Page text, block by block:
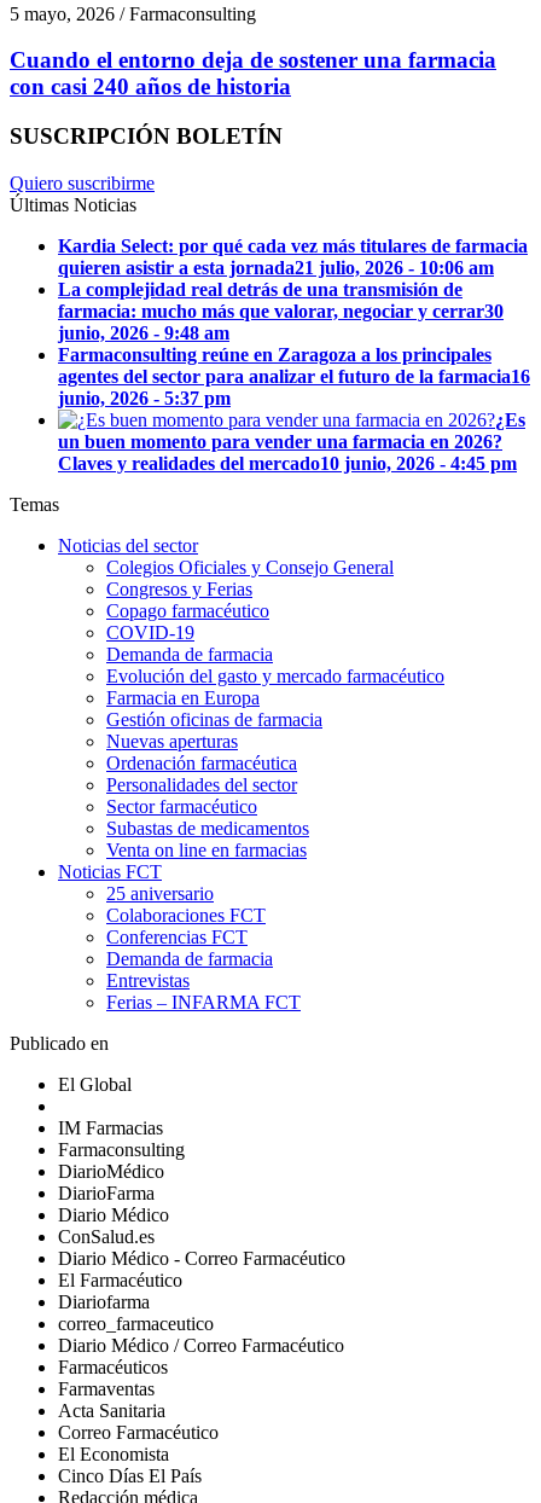
5 mayo, 2026 / Farmaconsulting
Cuando el entorno deja de sostener una farmacia
con casi 240 años de historia
SUSCRIPCIÓN BOLETÍN
Quiero suscribirme
Últimas Noticias
Kardia Select: por qué cada vez más titulares de farmacia
quieren asistir a esta jornada21 julio, 2026 - 10:06 am
La complejidad real detrás de una transmisión de
farmacia: mucho más que valorar, negociar y cerrar30
junio, 2026 - 9:48 am
Farmaconsulting reúne en Zaragoza a los principales
agentes del sector para analizar el futuro de la farmacia16
junio, 2026 - 5:37 pm
¿Es
un buen momento para vender una farmacia en 2026?
Claves y realidades del mercado10 junio, 2026 - 4:45 pm
Temas
Noticias del sector
Colegios Oficiales y Consejo General
Congresos y Ferias
Copago farmacéutico
COVID-19
Demanda de farmacia
Evolución del gasto y mercado farmacéutico
Farmacia en Europa
Gestión oficinas de farmacia
Nuevas aperturas
Ordenación farmacéutica
Personalidades del sector
Sector farmacéutico
Subastas de medicamentos
Venta on line en farmacias
Noticias FCT
25 aniversario
Colaboraciones FCT
Conferencias FCT
Demanda de farmacia
Entrevistas
Ferias – INFARMA FCT
Publicado en
El Global
IM Farmacias
Farmaconsulting
DiarioMédico
DiarioFarma
Diario Médico
ConSalud.es
Diario Médico - Correo Farmacéutico
El Farmacéutico
Diariofarma
correo_farmaceutico
Diario Médico / Correo Farmacéutico
Farmacéuticos
Farmaventas
Acta Sanitaria
Correo Farmacéutico
El Economista
Cinco Días El País
Redacción médica